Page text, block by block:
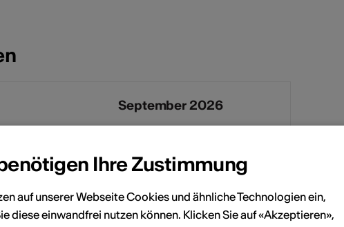
1 2
8 9
September 2026
1 2 3 4 5
7 8 9 10 11 12 13
Ihre Zustimmung
auf unserer Webseite Cookies und ähnliche Technologien ein,
diese einwandfrei nutzen können. Klicken Sie auf «Akzeptieren»,